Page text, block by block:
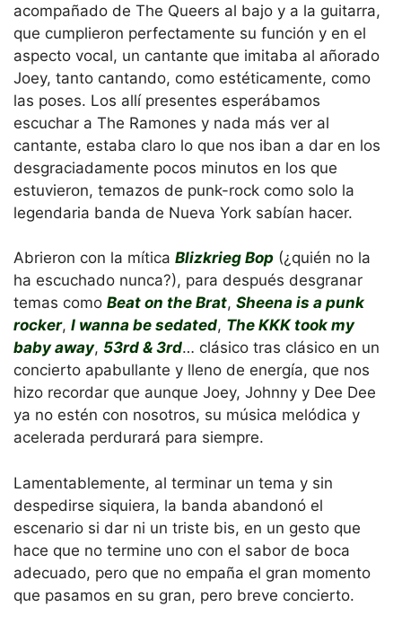
acompañado de The Queers al bajo y a la guitarra,
que cumplieron perfectamente su función y en el
aspecto vocal, un cantante que imitaba al añorado
Joey, tanto cantando, como estéticamente, como
las poses. Los allí presentes esperábamos
escuchar a The Ramones y nada más ver al
cantante, estaba claro lo que nos iban a dar en los
desgraciadamente pocos minutos en los que
estuvieron, temazos de punk-rock como solo la
legendaria banda de Nueva York sabían hacer.
Abrieron con la mítica Blizkrieg Bop (¿quién no la
ha escuchado nunca?), para después desgranar
temas como Beat on the Brat, Sheena is a punk
rocker, I wanna be sedated, The KKK took my
baby away, 53rd & 3rd… clásico tras clásico en un
concierto apabullante y lleno de energía, que nos
hizo recordar que aunque Joey, Johnny y Dee Dee
ya no estén con nosotros, su música melódica y
acelerada perdurará para siempre.
Lamentablemente, al terminar un tema y sin
despedirse siquiera, la banda abandonó el
escenario si dar ni un triste bis, en un gesto que
hace que no termine uno con el sabor de boca
adecuado, pero que no empaña el gran momento
que pasamos en su gran, pero breve concierto.